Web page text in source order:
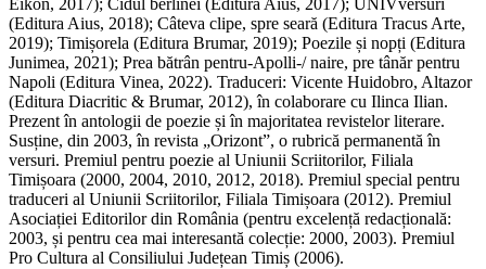
Eikon, 2017); Cidul berlinei (Editura Aius, 2017); UNIVversuri
(Editura Aius, 2018); Câteva clipe, spre seară (Editura Tracus Arte,
2019); Timișorela (Editura Brumar, 2019); Poezile și nopți (Editura
Junimea, 2021); Prea bătrân pentru-Apolli-/ naire, pre tânăr pentru
Napoli (Editura Vinea, 2022). Traduceri: Vicente Huidobro, Altazor
(Editura Diacritic & Brumar, 2012), în colaborare cu Ilinca Ilian.
Prezent în antologii de poezie și în majoritatea revistelor literare.
Susține, din 2003, în revista „Orizont”, o rubrică permanentă în
versuri. Premiul pentru poezie al Uniunii Scriitorilor, Filiala
Timișoara (2000, 2004, 2010, 2012, 2018). Premiul special pentru
traduceri al Uniunii Scriitorilor, Filiala Timișoara (2012). Premiul
Asociației Editorilor din România (pentru excelență redacțională:
2003, și pentru cea mai interesantă colecție: 2000, 2003). Premiul
Pro Cultura al Consiliului Județean Timiș (2006).